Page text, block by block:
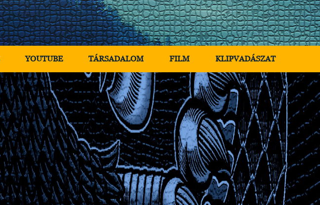
YOUTUBE TÁRSADALOM FILM KLIPVADÁSZAT